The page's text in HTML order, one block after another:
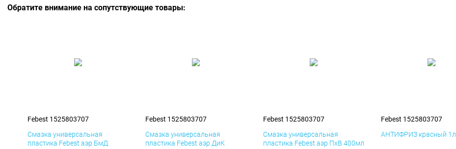
Обратите внимание на сопутствующие товары:
Febest 1525803707
Смазка универсальная
пластика Febest аэр БмД
Febest 1525803707
Смазка универсальная
пластика Febest аэр ДиК
Febest 1525803707
Смазка универсальная
пластика Febest аэр ПхВ 400мл
Febest 1525803707
АНТИФРИЗ красный 1л.